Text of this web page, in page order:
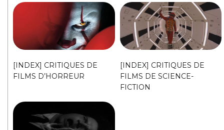
[INDEX] CRITIQUES DE
FILMS D’HORREUR
[INDEX] CRITIQUES DE
FILMS DE SCIENCE-
FICTION